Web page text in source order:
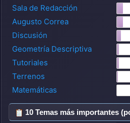
Sala de Redacción
Augusto Correa
Discusión
Geometría Descriptiva
Tutoriales
Terrenos
Matemáticas
10 Temas más importantes